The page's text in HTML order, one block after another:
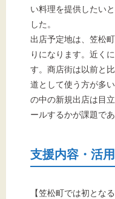
い料理を提供したい
した。
出店予定地は、笠松
りになります。近く
す。商店街は以前と
道として使う方が多
の中の新規出店は目
ールするかが課題であ
支援内容・活
【笠松町では初とな